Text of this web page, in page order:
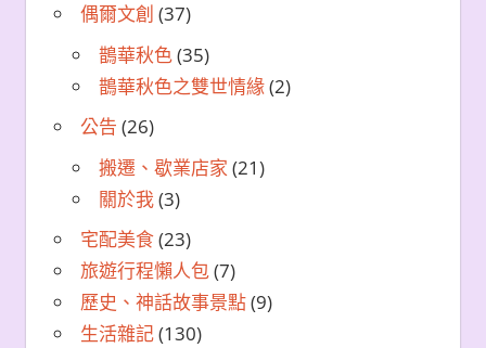
偶爾文創 (37)
鵲華秋色(35)
鵲華秋色之雙世情緣(2)
公告 (26)
搬遷、歇業店家 (21)
關於我(3)
宅配美食(23)
旅遊行程懶人包(7)
歷史、神話故事景點(9)
生活雜記(130)